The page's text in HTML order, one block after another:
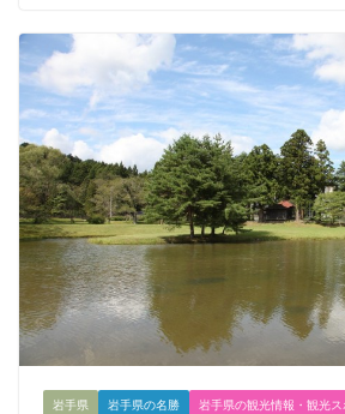
岩手県 岩手県の名勝 岩手県の観光情報・観光ス